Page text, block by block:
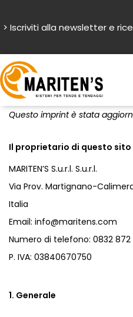
> Iscriviti alla newsletter e
Questo imprint è stata
Il proprietario di questo sito
MARITEN’S S.u.r.l. S.u.r.l.
Via Prov. Martignano-
Italia
Email: info@maritens.com
Numero di telefono: 0832 872
P. IVA: 03840670750
1. Generale